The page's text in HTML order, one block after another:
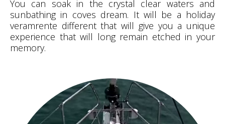
You can soak in the crystal clear waters and
sunbathing in coves dream. It will be a holiday
veramrente different that will give you a unique
experience that will long remain etched in your
memory.